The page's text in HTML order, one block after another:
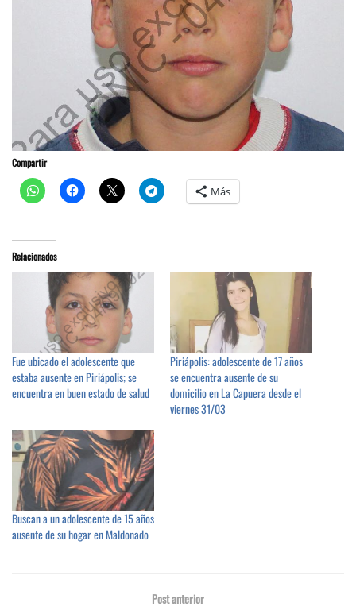
Compartir
Más
Relacionados
Fue ubicado el adolescente que
estaba ausente en Piriápolis; se
encuentra en buen estado de salud
Piriápolis: adolescente de 17 años
se encuentra ausente de su
domicilio en La Capuera desde el
viernes 31/03
Buscan a un adolescente de 15 años
ausente de su hogar en Maldonado
Post anterior